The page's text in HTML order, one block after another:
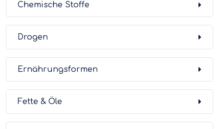
Chemische Stoffe
Drogen
Ernährungsformen
Fette & Öle